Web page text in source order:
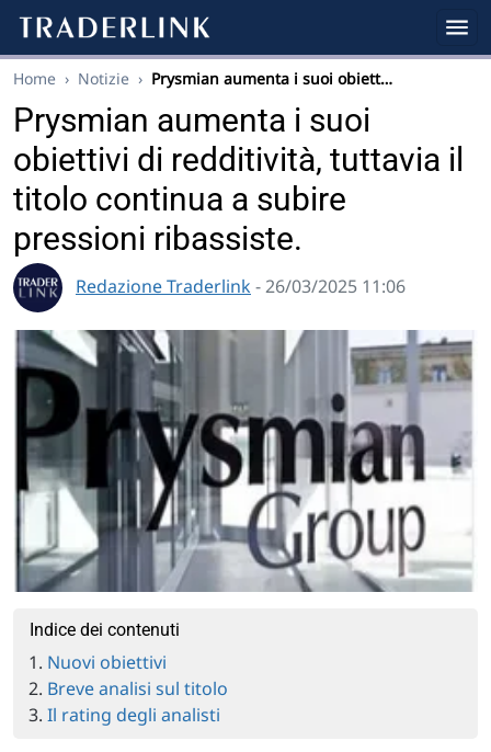
Home › Notizie › Prysmian aumenta i suoi obiett…
Prysmian aumenta i suoi
obiettivi di redditività, tuttavia il
titolo continua a subire
pressioni ribassiste.
Redazione Traderlink - 26/03/2025 11:06
Indice dei contenuti
Nuovi obiettivi
Breve analisi sul titolo
Il rating degli analisti